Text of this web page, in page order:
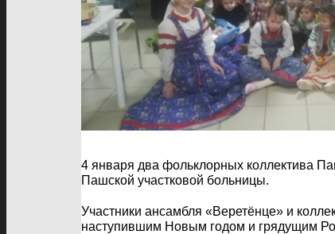
4 января два фольклорных коллектива
Пашской участковой больницы.
Участники ансамбля «Веретёнце» и
наступившим Новым годом и грядущим